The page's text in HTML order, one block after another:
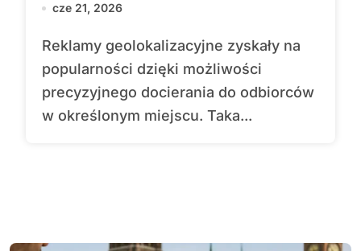
cze 21, 2026
Reklamy geolokalizacyjne zyskały na
popularności dzięki możliwości
precyzyjnego docierania do odbiorców
w określonym miejscu. Taka...